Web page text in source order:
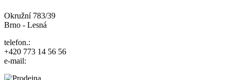
Okružní 783/39
Brno - Lesná
telefon.:
+420 773 14 56 56
e-mail: